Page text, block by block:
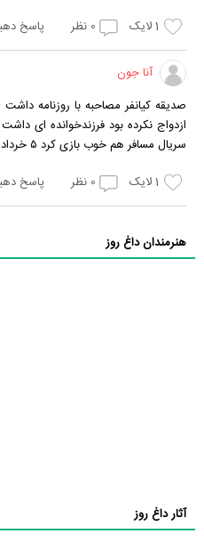
1لایک 0 نظر پاسخ
آنا جون
صدیقه کیانفر مصاحبه با روزنامه
ازدواج نکرده بود فرزندخوانده ای
سریال مسافر هم خوب بازی کرد ۵ خرداد سال ۹۹ رفت به رحمت خدا
1لایک 0 نظر پاسخ
هنرمندان داغ روز
آثار داغ روز